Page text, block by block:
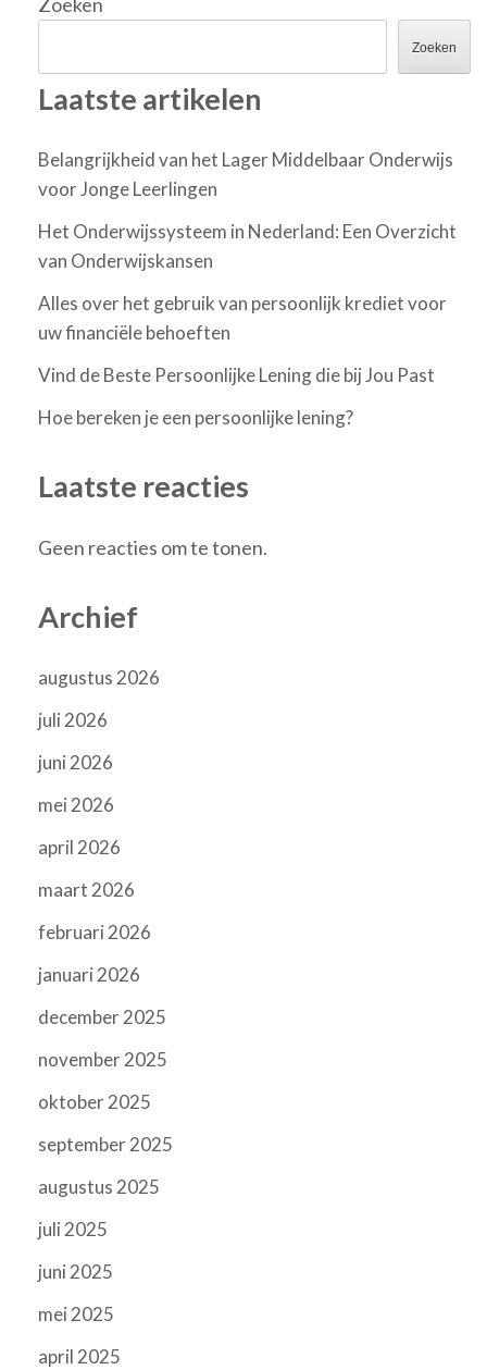
Zoeken
Laatste artikelen
Belangrijkheid van het Lager Middelbaar Onderwijs
voor Jonge Leerlingen
Het Onderwijssysteem in Nederland: Een Overzicht
van Onderwijskansen
Alles over het gebruik van persoonlijk krediet voor
uw financiële behoeften
Vind de Beste Persoonlijke Lening die bij Jou Past
Hoe bereken je een persoonlijke lening?
Laatste reacties
Geen reacties om te tonen.
Archief
augustus 2026
juli 2026
juni 2026
mei 2026
april 2026
maart 2026
februari 2026
januari 2026
december 2025
november 2025
oktober 2025
september 2025
augustus 2025
juli 2025
juni 2025
mei 2025
april 2025